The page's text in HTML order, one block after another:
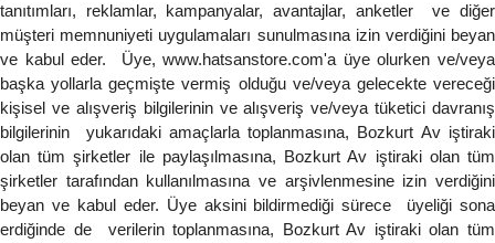
tanıtımları, reklamlar, kampanyalar, avantajlar, anketler ve diğer
müşteri memnuniyeti uygulamaları sunulmasına izin verdiğini beyan
ve kabul eder. Üye, www.hatsanstore.com'a üye olurken ve/veya
başka yollarla geçmişte vermiş olduğu ve/veya gelecekte vereceği
kişisel ve alışveriş bilgilerinin ve alışveriş ve/veya tüketici davranış
bilgilerinin yukarıdaki amaçlarla toplanmasına, Bozkurt Av iştiraki
olan tüm şirketler ile paylaşılmasına, Bozkurt Av iştiraki olan tüm
şirketler tarafından kullanılmasına ve arşivlenmesine izin verdiğini
beyan ve kabul eder. Üye aksini bildirmediği sürece üyeliği sona
erdiğinde de verilerin toplanmasına, Bozkurt Av iştiraki olan tüm